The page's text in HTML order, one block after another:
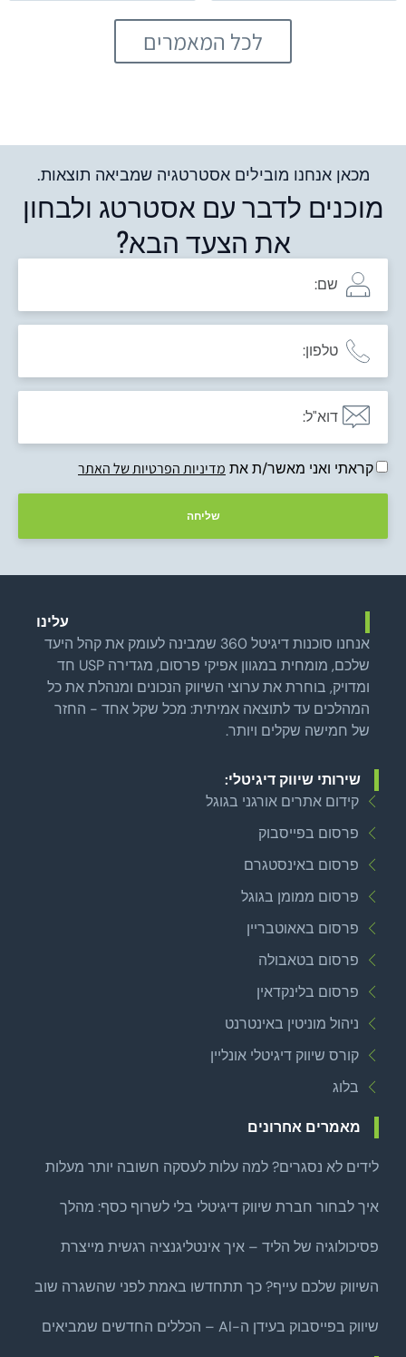
לכל המאמרים
מכאן אנחנו מובילים אסטרטגיה שמביאה תוצאות.
מוכנים לדבר עם אסטרטג ולבחון
את הצעד הבא?
קראתי ואני מאשר/ת את מדיניות הפרטיות של האתר
שליחה
עלינו
אנחנו סוכנות דיגיטל 360 שמבינה לעומק את קהל היעד
שלכם, מומחית במגוון אפיקי פרסום, מגדירה USP חד
ומדויק, בוחרת את ערוצי השיווק הנכונים ומנהלת את כל
המהלכים עד לתוצאה אמיתית: מכל שקל אחד - החזר
של חמישה שקלים ויותר.
שירותי שיווק דיגיטלי:
קידום אתרים אורגני בגוגל
פרסום בפייסבוק
פרסום באינסטגרם
פרסום ממומן בגוגל
פרסום באאוטבריין
פרסום בטאבולה
פרסום בלינקדאין
ניהול מוניטין באינטרנט
קורס שיווק דיגיטלי אונליין
בלוג
מאמרים אחרונים
לידים לא נסגרים? למה עלות לעסקה חשובה יותר מעלות
איך לבחור חברת שיווק דיגיטלי בלי לשרוף כסף: מהלך
פסיכולוגיה של הליד – איך אינטליגנציה רגשית מייצרת
השיווק שלכם עייף? כך תתחדשו באמת לפני שהשגרה שוב
שיווק בפייסבוק בעידן ה-AI – הכללים החדשים שמביאים